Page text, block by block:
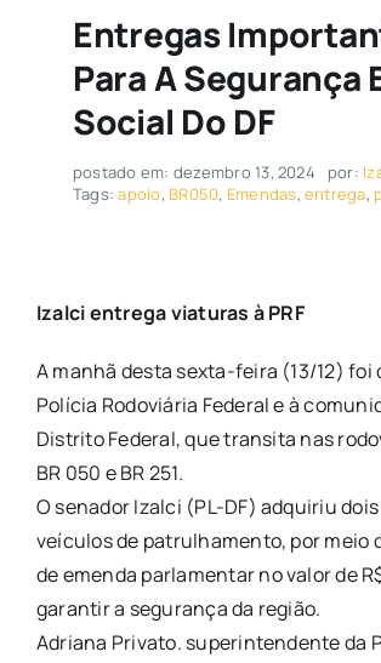
Entregas
Para A Segurança
Social Do DF
postado em: dezembro 13, 2024 por:
Tags:apoio, BR050, Emendas, entrega,
Izalci entrega viaturas à PRF
A manhã desta sexta-feira (13/12) foi
Polícia Rodoviária Federal e à
Distrito Federal, que transita nas
BR 050 e BR 251.
O senador Izalci (PL-DF) adquiriu
veículos de patrulhamento, por meio
de emenda parlamentar no valor de
garantir a segurança da região.
Adriana Privato. superintendente da